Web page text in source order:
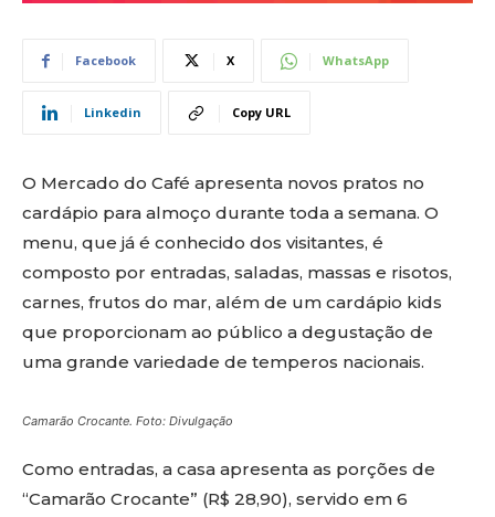
Facebook X WhatsApp
Linkedin Copy URL
O Mercado do Café apresenta novos pratos no
cardápio para almoço durante toda a semana. O
menu, que já é conhecido dos visitantes, é
composto por entradas, saladas, massas e risotos,
carnes, frutos do mar, além de um cardápio kids
que proporcionam ao público a degustação de
uma grande variedade de temperos nacionais.
Camarão Crocante. Foto: Divulgação
Como entradas, a casa apresenta as porções de
“Camarão Crocante” (R$ 28,90), servido em 6